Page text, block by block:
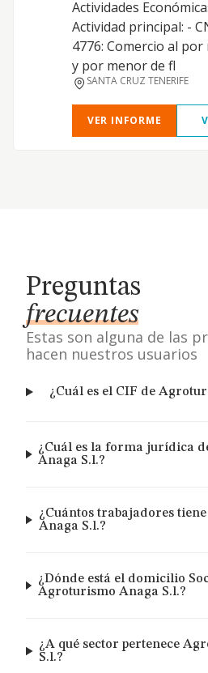
Actividades
Actividad principal: -
4776: Comercio al
y por menor de fl
SANTA CRUZ TENERIFE
VER INFORME
Preguntas
frecuentes
Estas son alguna de las
hacen nuestros usuarios
¿Cuál es el CIF de
¿Cuál es la forma jurídica
Anaga S.l.?
¿Cuántos trabajadores
Anaga S.l.?
¿Dónde está el domicilio
Agroturismo Anaga S.l.?
¿A qué sector pertenece
S.l.?